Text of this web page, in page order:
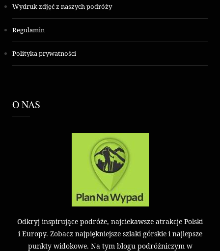
Wydruk zdjęć z naszych podróży
Regulamin
Polityka prywatności
O NAS
Odkryj inspirujące podróże, najciekawsze atrakcje Polski
i Europy. Zobacz najpiękniejsze szlaki górskie i najlepsze
punkty widokowe. Na tym blogu podróżniczym w